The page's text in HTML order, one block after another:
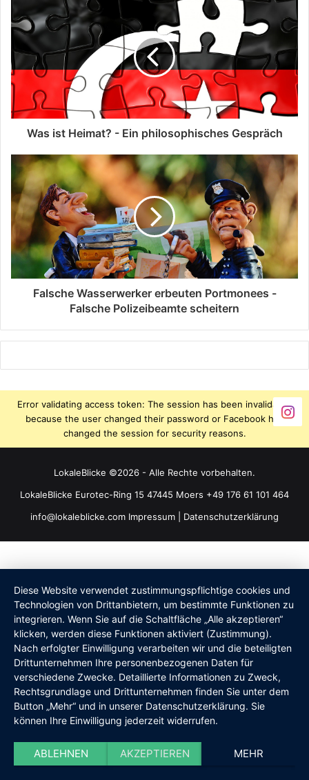
Was ist Heimat? - Ein philosophisches Gespräch
Falsche Wasserwerker erbeuten Portmonees -
Falsche Polizeibeamte scheitern
Error validating access token: The session has been invalidated
because the user changed their password or Facebook has
changed the session for security reasons.
LokaleBlicke ©2026 - Alle Rechte vorbehalten.
LokaleBlicke Eurotec-Ring 15 47445 Moers +49 176 61 101 464
info@lokaleblicke.com Impressum Datenschutzerklärung
Diese Website verwendet zustimmungspflichtige cookies und
Technologien von Drittanbietern, um bestimmte Funktionen zu
integrieren. Wenn Sie auf die Schaltfläche „Alle akzeptieren“
klicken, werden diese Funktionen aktiviert (Zustimmung).
Nach erfolgter Einwilligung verarbeiten wir und die beteiligten
Drittunternehmen Ihre personenbezogenen Daten für
verschiedene Zwecke. Detaillierte Informationen zu Zweck,
Rechtsgrundlage und Drittunternehmen finden Sie unter dem
Button „Mehr“ und in unserer Datenschutzerklärung. Sie
können Ihre Einwilligung jederzeit widerrufen.
ABLEHNEN AKZEPTIEREN MEHR